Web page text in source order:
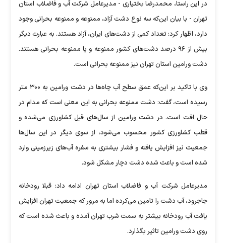
در این راستا، محمدرضا بختیاری - مدیرعامل شرکت آب و فاضلاب استان
تهران - با بیان این‌که سه نوع دشت آزاد، ممنوعه و ممنوعه بحرانی وجود
دارد، اظهار کرد: تعداد کمی از دشت‌های ایران، آزاد هستند. به عبارت دیگر
بیش از ۹۶ درصد دشت‌های کشور ممنوعه و یا ممنوعه بحرانی هستند.
دشت ورامین استان تهران نیز ممنوعه بحرانی است.
وی با تاکید بر این‌که عمق سطح آب چاه‌ها در دشت ورامین به ۳۰۰ متر
رسیده است، گفت: دشت ممنوعه بحرانی به این معنی است که مدام در
حال افت است. در دشت ورامین از سال‌های قبل کشاورزی می‌شده و
قطب کشاورزی کشور محسوب می‌شود، از سوی دیگر در این سال‌ها
جمعیت نیز افزایش یافته و فشار بیشتری به سفره آب‌های زیرزمینی وارد
شده است و باعث شده دشت دچار مشکل شود.
مدیرعامل شرکت آب و فاضلاب استان تهران ادامه داد: قبلا رودخانه
جاجرود، آب دشت را تامین می‌کرده اما به مرور که جمعیت تهران افزایش
یافت آب رودخانه بیشتر به سمت شرب تهران آمده و باعث شده است که
روی دشت ورامین تاثیر بگذارد.